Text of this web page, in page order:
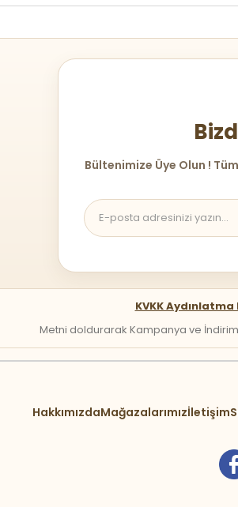
Bültenimize Üye Olun !
KVKK
Metni doldurarak Kampanya ve
HakkımızdaMağazalarımızİletişim